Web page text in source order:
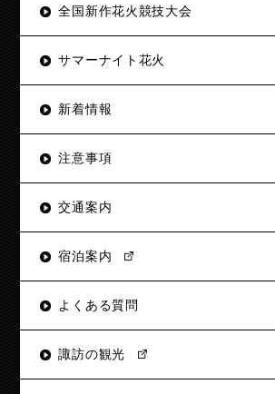
全国新作花火競技大会
サマーナイト花火
新着情報
注意事項
交通案内
宿泊案内
よくある質問
諏訪の観光